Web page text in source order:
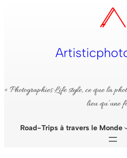
« Photographies Life style, ce que la
lieu qu’une
Road-Trips à travers le Monde